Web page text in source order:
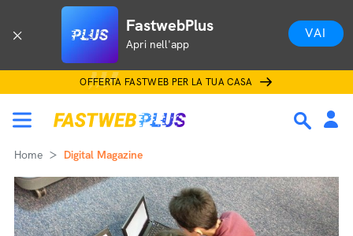
FastwebPlus
Apri nell'app
VAI
OFFERTA FASTWEB PER LA TUA CASA
Home Digital Magazine